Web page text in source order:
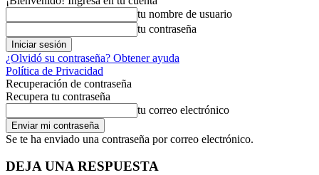
tu nombre de usuario
tu contraseña
¿Olvidó su contraseña? Obtener ayuda
Política de Privacidad
Recuperación de contraseña
Recupera tu contraseña
tu correo electrónico
Se te ha enviado una contraseña por correo electrónico.
DEJA UNA RESPUESTA